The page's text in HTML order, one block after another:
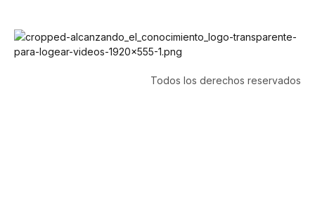
Todos los derechos reservados